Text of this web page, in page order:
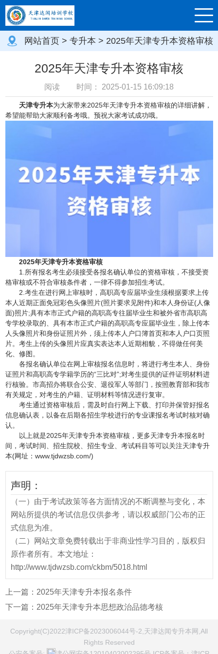
网站首页 > 专升本 > 2025年天津专升本资格审核
2025年天津专升本资格审核
阅读 时间： 2025-01-15 16:09:18
天津专升本为大家带来2025年天津专升本资格审核的详细讲解，
希望能帮助大家顺利备考哦。预祝大家考试成功哦。
2025年天津专升本资格审核
1.所有报名考生必须接受各报名确认单位的资格审核，不接受资
格审核或不符合审核条件者，一律不得参加招生考试。
2.考生在进行网上审核时，高职高专应届毕业生须根据要求上传
本人近期正面免冠彩色头像照片(照片要求见附件)和本人身份证(人像
面)照片;具有本市正式户籍的高职高专往届毕业生和被外省市高职高
专学校录取的、具有本市正式户籍的高职高专应届毕业生，除上传本
人头像照片和身份证照片外，须上传本人户口簿首页和本人户口页照
片。考生上传的头像照片应真实表达本人近期相貌，不得做任何美
化、修图。
各报名确认单位在网上审核报名信息时，将进行考生本人、身份
证照片和高职高专学籍学历的“三比对”;对考生提供的证件证明材料进
行核验。市高招办将联合公安、退役军人等部门，按照教育部和我市
有关规定，对考生的户籍、证明材料等情况进行复审。
考生通过资格审核后，需及时自行网上下载、打印并保管好报名
信息确认表，以备在后期各招生学校进行的专业课报名考试时核对确
认。
以上就是2025年天津专升本资格审核，更多天津专升本报名时
间，考试时间、招生院校、招生专业、考试科目等可以关注天津专升
本(网址：www.tjdwzsb.com/)
声明：
（一）由于考试政策等各方面情况的不断调整与变化，本
网站所提供的考试信息仅供参考，请以权威部门公布的正
式信息为准。
（二）网站文章免费转载出于非商业性学习目的，版权归
原作者所有。本文地址：
http://www.tjdwzsb.com/ckbm/5018.html
上一篇： 2025年天津专升本报名条件
下一篇： 2025年天津专升本思想政治品德考核
Copyright(C)2022津ICP备2023006044号-2,天津达闻专升本网,All
Rights Reserved